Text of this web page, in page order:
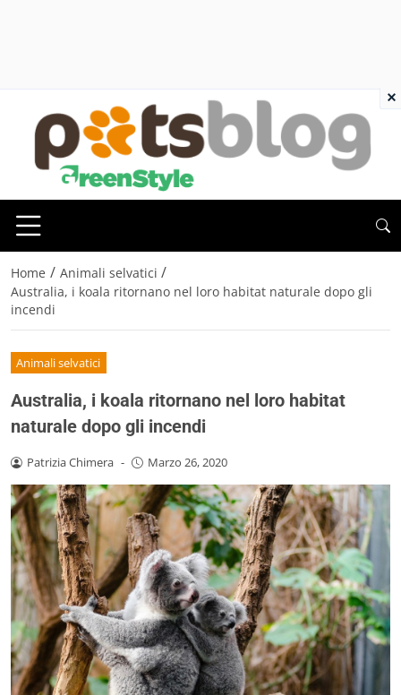
Home / Animali selvatici /
Australia, i koala ritornano nel loro habitat naturale dopo gli
incendi
Animali selvatici
Australia, i koala ritornano nel loro habitat
naturale dopo gli incendi
Patrizia Chimera - Marzo 26, 2020
×